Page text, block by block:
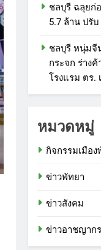
ชลบุรี ฉลุยก่
5.7 ล้าน ปรั
ชลบุรี หนุ่มจี
กระจก ร่าง
โรงแรม ตร.
หมวดหมู่
กิจกรรมเมือง
ข่าวพัทยา
ข่าวสังคม
ข่าวอาชญาก